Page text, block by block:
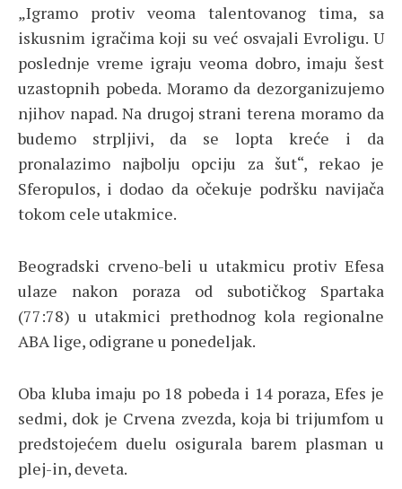
„Igramo protiv veoma talentovanog tima, sa
iskusnim igračima koji su već osvajali Evroligu. U
poslednje vreme igraju veoma dobro, imaju šest
uzastopnih pobeda. Moramo da dezorganizujemo
njihov napad. Na drugoj strani terena moramo da
budemo strpljivi, da se lopta kreće i da
pronalazimo najbolju opciju za šut“, rekao je
Sferopulos, i dodao da očekuje podršku navijača
tokom cele utakmice.
Beogradski crveno-beli u utakmicu protiv Efesa
ulaze nakon poraza od subotičkog Spartaka
(77:78) u utakmici prethodnog kola regionalne
ABA lige, odigrane u ponedeljak.
Oba kluba imaju po 18 pobeda i 14 poraza, Efes je
sedmi, dok je Crvena zvezda, koja bi trijumfom u
predstojećem duelu osigurala barem plasman u
plej-in, deveta.